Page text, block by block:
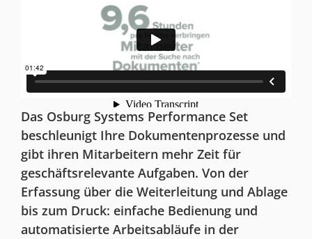
Das Osburg Systems Performance Set
beschleunigt Ihre Dokumentenprozesse und
gibt ihren Mitarbeitern mehr Zeit für
geschäftsrelevante Aufgaben. Von der
Erfassung über die Weiterleitung und Ablage
bis zum Druck: einfache Bedienung und
automatisierte Arbeitsabläufe in der